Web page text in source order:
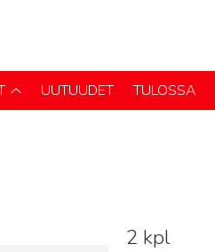
UUTUUDET TULOSSA
2 kpl